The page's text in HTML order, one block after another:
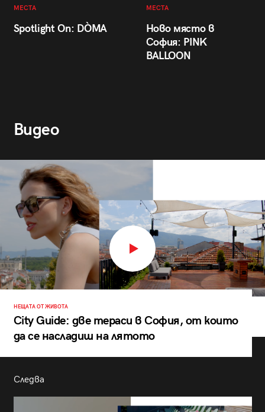
МЕСТА
Spotlight On: DÒMA
МЕСТА
Ново място в
София: PINK
BALLOON
Видео
НЕЩАТА ОТ ЖИВОТА
City Guide: две тераси в София, от които
да се насладиш на лятото
Следва